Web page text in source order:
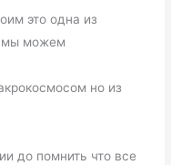
это одна из
мы можем
но из
до помнить что все